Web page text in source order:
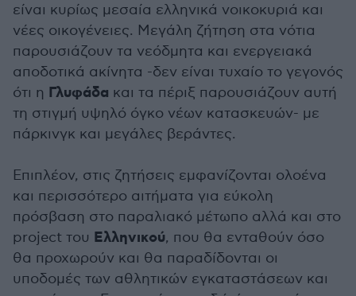
είναι κυρίως μεσαία ελληνικά νοικοκυριά και
νέες οικογένειες. Μεγάλη ζήτηση στα νότια
παρουσιάζουν τα νεόδμητα και ενεργειακά
αποδοτικά ακίνητα -δεν είναι τυχαίο το γεγονός
ότι η Γλυφάδα και τα πέριξ παρουσιάζουν αυτή
τη στιγμή υψηλό όγκο νέων κατασκευών- με
πάρκινγκ και μεγάλες βεράντες.
Επιπλέον, στις ζητήσεις εμφανίζονται ολοένα
και περισσότερο αιτήματα για εύκολη
πρόσβαση στο παραλιακό μέτωπο αλλά και στο
project του Ελληνικού, που θα ενταθούν όσο
θα προχωρούν και θα παραδίδονται οι
υποδομές των αθλητικών εγκαταστάσεων και